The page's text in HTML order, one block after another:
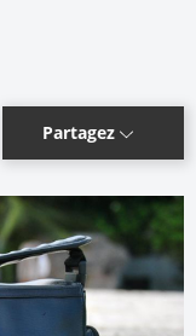
Partagez